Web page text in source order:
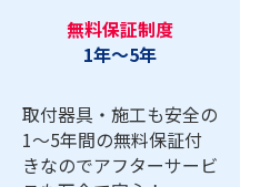
無料保証制度
1年～5年
取付器具・施工も安全の
1〜5年間の無料保証付
きなのでアフターサービ